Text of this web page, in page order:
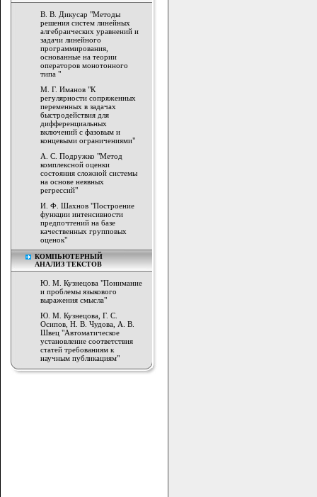
В. В. Дикусар "Методы
решения систем линейных
алгебраических уравнений и
задачи линейного
программирования,
основанные на теории
операторов монотонного
типа "
М. Г. Иманов "К
регулярности сопряженных
переменных в задачах
быстродействия для
дифференциальных
включений с фазовым и
концевыми ограничениями"
А. С. Подружко "Метод
комплексной оценки
состояния сложной системы
на основе неявных
регрессий"
И. Ф. Шахнов "Построение
функции интенсивности
предпочтений на базе
качественных групповых
оценок"
КОМПЬЮТЕРНЫЙ
АНАЛИЗ ТЕКСТОВ
Ю. М. Кузнецова "Понимание
и проблемы языкового
выражения смысла"
Ю. М. Кузнецова, Г. С.
Осипов, Н. В. Чудова, А. В.
Швец "Автоматическое
установление соответствия
статей требованиям к
научным публикациям"